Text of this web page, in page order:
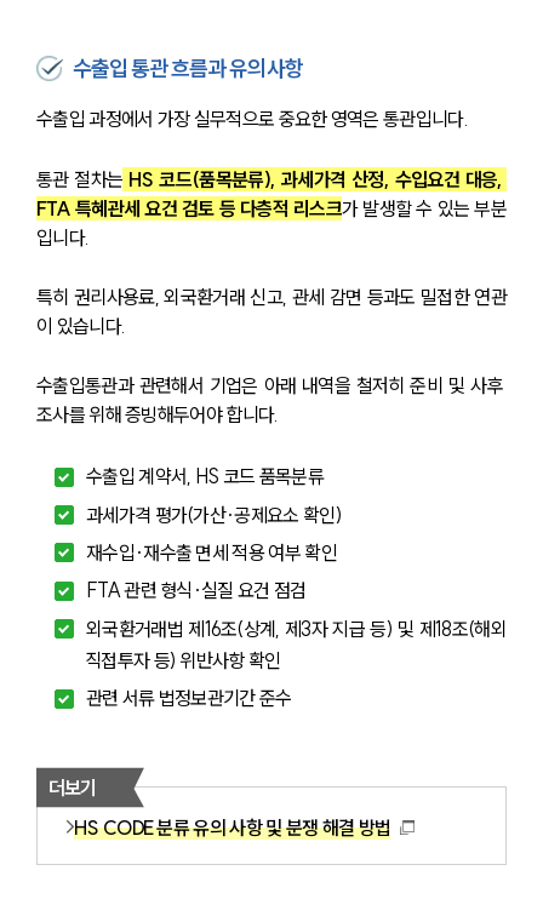
수출입 통관 흐름과 유의사항
수출입 과정에서 가장 실무적으로 중요한 영역은 통관입니다.
통관 절차는 HS 코드(품목분류), 과세가격 산정, 수입요건 대응,
FTA 특혜관세 요건 검토 등 다층적 리스크가 발생할 수 있는 부분
입니다.
특히 권리사용료, 외국환거래 신고, 관세 감면 등과도 밀접한 연관
이 있습니다.
수출입통관과 관련해서 기업은 아래 내역을 철저히 준비 및 사후
조사를 위해 증빙해두어야 합니다.
수출입 계약서, HS 코드 품목분류
과세가격 평가(가산·공제요소 확인)
재수입·재수출 면세 적용 여부 확인
FTA 관련 형식·실질 요건 점검
외국환거래법 제16조(상계, 제3자 지급 등) 및 제18조(해외
직접투자 등) 위반사항 확인
관련 서류 법정보관기간 준수
더보기
HS CODE 분류 유의 사항 및 분쟁 해결 방법